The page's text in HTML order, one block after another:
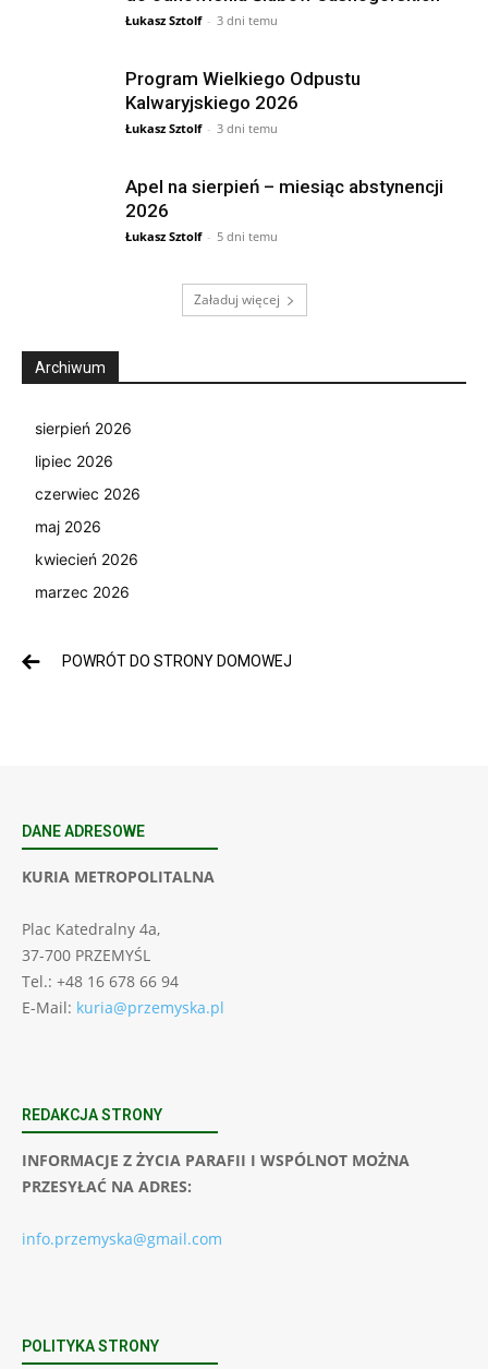
Łukasz Sztolf - 3 dni temu
Program Wielkiego Odpustu
Kalwaryjskiego 2026
Łukasz Sztolf - 3 dni temu
Apel na sierpień – miesiąc abstynencji
2026
Łukasz Sztolf - 5 dni temu
Załaduj więcej
Archiwum
sierpień 2026
lipiec 2026
czerwiec 2026
maj 2026
kwiecień 2026
marzec 2026
POWRÓT DO STRONY DOMOWEJ
DANE ADRESOWE
KURIA METROPOLITALNA
Plac Katedralny 4a,
37-700 PRZEMYŚL
Tel.: +48 16 678 66 94
E-Mail: kuria@przemyska.pl
REDAKCJA STRONY
INFORMACJE Z ŻYCIA PARAFII I WSPÓLNOT MOŻNA
PRZESYŁAĆ NA ADRES:
info.przemyska@gmail.com
POLITYKA STRONY